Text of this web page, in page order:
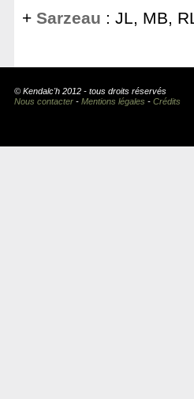
+ Sarzeau : JL, MB,
© Kendalc'h 2012 - tous droits réservés
Nous contacter - Mentions légales - Crédits